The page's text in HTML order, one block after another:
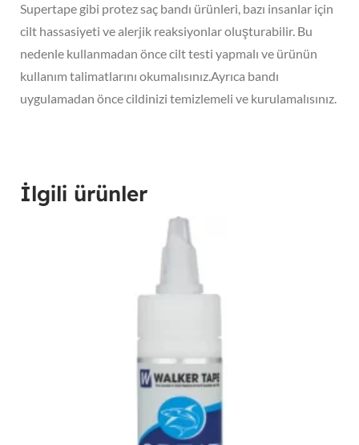
Supertape gibi protez saç bandı ürünleri, bazı insanlar için
cilt hassasiyeti ve alerjik reaksiyonlar oluşturabilir. Bu
nedenle kullanmadan önce cilt testi yapmalı ve ürünün
kullanım talimatlarını okumalısınız.Ayrıca bandı
uygulamadan önce cildinizi temizlemeli ve kurulamalısınız.
İlgili ürünler